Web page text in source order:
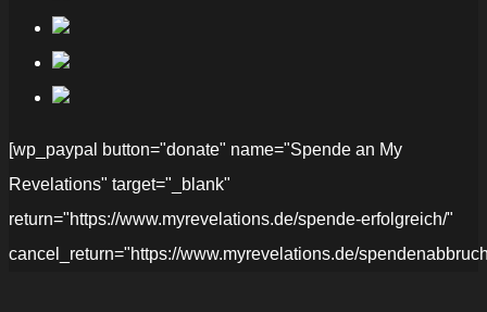
[wp_paypal button="donate" name="Spende an My
Revelations" target="_blank"
return="https://www.myrevelations.de/spende-erfolgreich/"
cancel_return="https://www.myrevelations.de/